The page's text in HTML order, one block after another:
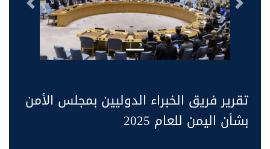
التالى السابق
تقرير فريق الخبراء الدوليين بمجلس الأمن
بشأن اليمن للعام 2025